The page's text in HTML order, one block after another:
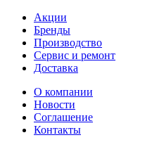
Акции
Бренды
Производство
Сервис и ремонт
Доставка
О компании
Новости
Соглашение
Контакты